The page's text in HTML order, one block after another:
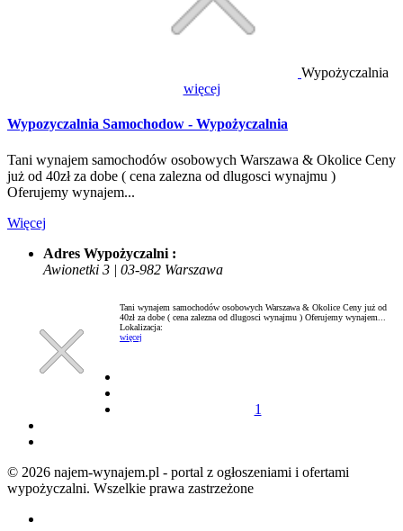
Wypożyczalnia
więcej
Wypozyczalnia Samochodow - Wypożyczalnia
Tani wynajem samochodów osobowych Warszawa & Okolice Ceny
już od 40zł za dobe ( cena zalezna od dlugosci wynajmu )
Oferujemy wynajem...
Więcej
Adres Wypożyczalni :
Awionetki 3 | 03-982 Warszawa
Tani wynajem samochodów osobowych Warszawa & Okolice Ceny już od
40zł za dobe ( cena zalezna od dlugosci wynajmu ) Oferujemy wynajem...
Lokalizacja:
więcej
1
© 2026 najem-wynajem.pl - portal z ogłoszeniami i ofertami
wypożyczalni. Wszelkie prawa zastrzeżone